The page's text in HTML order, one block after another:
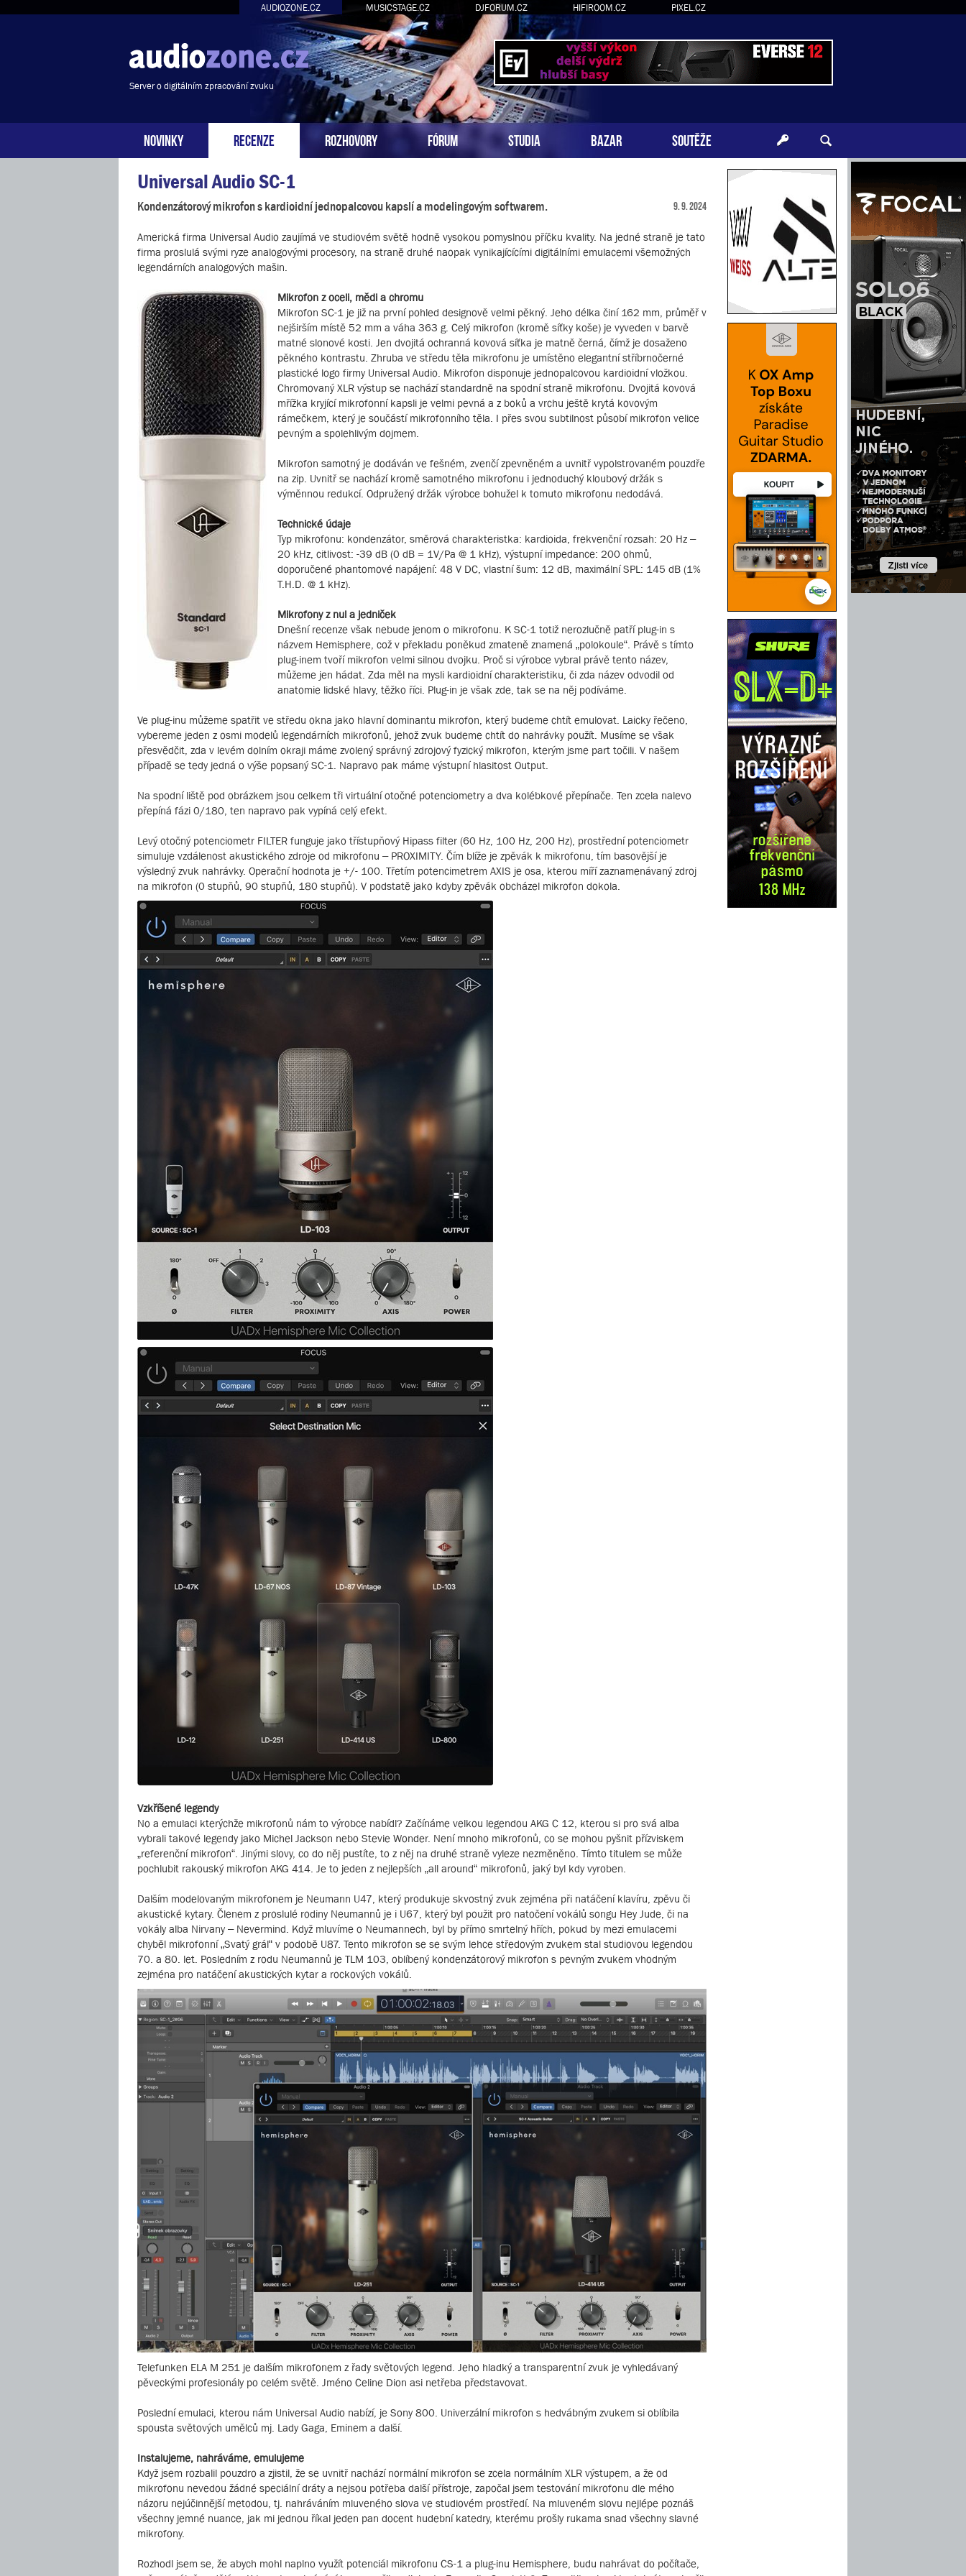
AUDIOZONE.CZ MUSICSTAGE.CZ DJFORUM.CZ HIFIROOM.CZ PIXEL.CZ
Server o digitálním zpracování zvuku
NOVINKY RECENZE ROZHOVORY FÓRUM STUDIA BAZAR SOUTĚŽE
Universal Audio SC-1
Kondenzátorový mikrofon s kardioidní jednopalcovou kapslí a modelingovým softwarem. 9. 9. 2024
Americká firma Universal Audio zaujímá ve studiovém světě hodně vysokou pomyslnou příčku kvality. Na jedné straně je tato
firma proslulá svými ryze analogovými procesory, na straně druhé naopak vynikajícícími digitálními emulacemi všemožných
legendárních analogových mašin.
Mikrofon z oceli, mědi a chromu
Mikrofon SC-1 je již na první pohled designově velmi pěkný. Jeho délka činí 162 mm, průměř v
nejširším místě 52 mm a váha 363 g. Celý mikrofon (kromě síťky koše) je vyveden v barvě
matné slonové kosti. Jen dvojitá ochranná kovová síťka je matně černá, čímž je dosaženo
pěkného kontrastu. Zhruba ve středu těla mikrofonu je umístěno elegantní stříbrnočerné
plastické logo firmy Universal Audio. Mikrofon disponuje jednopalcovou kardioidní vložkou.
Chromovaný XLR výstup se nachází standardně na spodní straně mikrofonu. Dvojitá kovová
mřížka kryjící mikrofonní kapsli je velmi pevná a z boků a vrchu ještě krytá kovovým
rámečkem, který je součástí mikrofonního těla. I přes svou subtilnost působí mikrofon velice
pevným a spolehlivým dojmem.
Mikrofon samotný je dodáván ve fešném, zvenčí zpevněném a uvnitř vypolstrovaném pouzdře
na zip. Uvnitř se nachází kromě samotného mikrofonu i jednoduchý kloubový držák s
výměnnou redukcí. Odpružený držák výrobce bohužel k tomuto mikrofonu nedodává.
Technické údaje
Typ mikrofonu: kondenzátor, směrová charakteristka: kardioida, frekvenční rozsah: 20 Hz –
20 kHz, citlivost: -39 dB (0 dB = 1V/Pa @ 1 kHz), výstupní impedance: 200 ohmů,
doporučené phantomové napájení: 48 V DC, vlastní šum: 12 dB, maximální SPL: 145 dB (1%
T.H.D. @ 1 kHz).
Mikrofony z nul a jedniček
Dnešní recenze však nebude jenom o mikrofonu. K SC-1 totiž nerozlučně patří plug-in s
názvem Hemisphere, což v překladu poněkud zmateně znamená „polokoule“. Právě s tímto
plug-inem tvoří mikrofon velmi silnou dvojku. Proč si výrobce vybral právě tento název,
můžeme jen hádat. Zda měl na mysli kardioidní charakteristiku, či zda název odvodil od
anatomie lidské hlavy, těžko říci. Plug-in je však zde, tak se na něj podíváme.
Ve plug-inu můžeme spatřit ve středu okna jako hlavní dominantu mikrofon, který budeme chtít emulovat. Laicky řečeno,
vybereme jeden z osmi modelů legendárních mikrofonů, jehož zvuk budeme chtít do nahrávky použít. Musíme se však
přesvědčit, zda v levém dolním okraji máme zvolený správný zdrojový fyzický mikrofon, kterým jsme part točili. V našem
případě se tedy jedná o výše popsaný SC-1. Napravo pak máme výstupní hlasitost Output.
Na spodní liště pod obrázkem jsou celkem tři virtuální otočné potenciometry a dva kolébkové přepínače. Ten zcela nalevo
přepíná fázi 0/180, ten napravo pak vypíná celý efekt.
Levý otočný potenciometr FILTER funguje jako třístupňový Hipass filter (60 Hz, 100 Hz, 200 Hz), prostřední potenciometr
simuluje vzdálenost akustického zdroje od mikrofonu – PROXIMITY. Čím blíže je zpěvák k mikrofonu, tím basovější je
výsledný zvuk nahrávky. Operační hodnota je +/- 100. Třetím potencimetrem AXIS je osa, kterou míří zaznamenávaný zdroj
na mikrofon (0 stupňů, 90 stupňů, 180 stupňů). V podstatě jako kdyby zpěvák obcházel mikrofon dokola.
Vzkříšené legendy
No a emulaci kterýchže mikrofonů nám to výrobce nabídl? Začínáme velkou legendou AKG C 12, kterou si pro svá alba
vybrali takové legendy jako Michel Jackson nebo Stevie Wonder. Není mnoho mikrofonů, co se mohou pyšnit přízviskem
„referenční mikrofon“. Jinými slovy, co do něj pustíte, to z něj na druhé straně vyleze nezměněno. Tímto titulem se může
pochlubit rakouský mikrofon AKG 414. Je to jeden z nejlepších „all around“ mikrofonů, jaký byl kdy vyroben.
Dalším modelovaným mikrofonem je Neumann U47, který produkuje skvostný zvuk zejména při natáčení klavíru, zpěvu či
akustické kytary. Členem z proslulé rodiny Neumannů je i U67, který byl použit pro natočení vokálů songu Hey Jude, či na
vokály alba Nirvany – Nevermind. Když mluvíme o Neumannech, byl by přímo smrtelný hřích, pokud by mezi emulacemi
chyběl mikrofonní „Svatý grál“ v podobě U87. Tento mikrofon se se svým lehce středovým zvukem stal studiovou legendou
70. a 80. let. Posledním z rodu Neumannů je TLM 103, oblíbený kondenzátorový mikrofon s pevným zvukem vhodným
zejména pro natáčení akustických kytar a rockových vokálů.
Telefunken ELA M 251 je dalším mikrofonem z řady světových legend. Jeho hladký a transparentní zvuk je vyhledávaný
pěveckými profesionály po celém světě. Jméno Celine Dion asi netřeba představovat.
Poslední emulaci, kterou nám Universal Audio nabízí, je Sony 800. Univerzální mikrofon s hedvábným zvukem si oblíbila
spousta světových umělců mj. Lady Gaga, Eminem a další.
Instalujeme, nahráváme, emulujeme
Když jsem rozbalil pouzdro a zjistil, že se uvnitř nachází normální mikrofon se zcela normálním XLR výstupem, a že od
mikrofonu nevedou žádné speciální dráty a nejsou potřeba další přístroje, započal jsem testování mikrofonu dle mého
názoru nejúčinnější metodou, tj. nahráváním mluveného slova ve studiovém prostředí. Na mluveném slovu nejlépe poznáš
všechny jemné nuance, jak mi jednou říkal jeden pan docent hudební katedry, kterému prošly rukama snad všechny slavné
mikrofony.
Rozhodl jsem se, že abych mohl naplno využít potenciál mikrofonu CS-1 a plug-inu Hemisphere, budu nahrávat do počítače,